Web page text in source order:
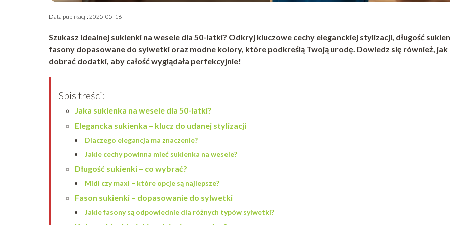
Data publikacji: 2025-05-16
Szukasz idealnej sukienki na wesele dla 50-latki? Odkryj kluczowe cechy eleganckiej stylizacji, długość
fasony dopasowane do sylwetki oraz modne kolory, które podkreślą Twoją urodę. Dowiedz się również, jak
dobrać dodatki, aby całość wyglądała perfekcyjnie!
Spis treści:
Jaka sukienka na wesele dla 50-latki?
Elegancka sukienka – klucz do udanej stylizacji
Dlaczego elegancja ma znaczenie?
Jakie cechy powinna mieć sukienka na wesele?
Długość sukienki – co wybrać?
Midi czy maxi – które opcje są najlepsze?
Fason sukienki – dopasowanie do sylwetki
Jakie fasony są odpowiednie dla różnych typów sylwetki?